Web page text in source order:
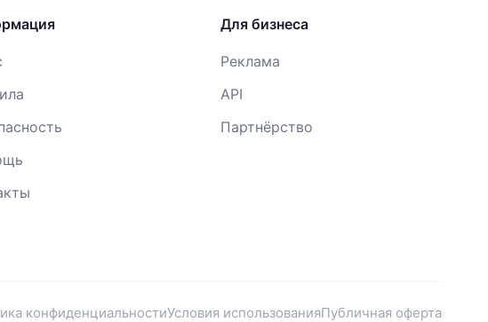
Для бизнеса
Реклама
API
Партнёрство
конфиденциальностиУсловия использованияПубличная оферта